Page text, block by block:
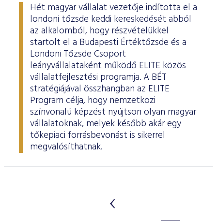
Hét magyar vállalat vezetője indította el a
londoni tőzsde keddi kereskedését abból
az alkalomból, hogy részvételükkel
startolt el a Budapesti Értéktőzsde és a
Londoni Tőzsde Csoport
leányvállalataként működő ELITE közös
vállalatfejlesztési programja. A BÉT
stratégiájával összhangban az ELITE
Program célja, hogy nemzetközi
színvonalú képzést nyújtson olyan magyar
vállalatoknak, melyek később akár egy
tőkepiaci forrásbevonást is sikerrel
megvalósíthatnak.